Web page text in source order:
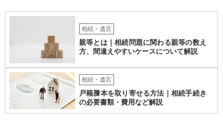
相続・遺言
親等とは｜相続問題に関わる親等の数え
方、間違えやすいケースについて解説
相続・遺言
戸籍謄本を取り寄せる方法｜相続手続き
の必要書類・費用など解説